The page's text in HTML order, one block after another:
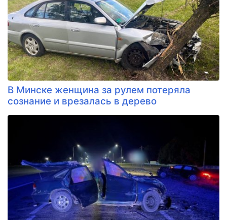
В Минске женщина за рулем потеряла
сознание и врезалась в дерево